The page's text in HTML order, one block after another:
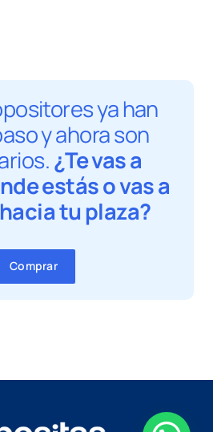
ya han
y ahora son
¿Te vas a
estás o vas a
tu plaza?
Comprar